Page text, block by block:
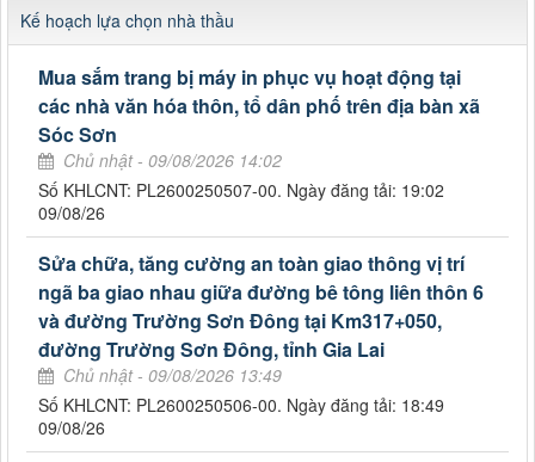
Kế hoạch lựa chọn nhà thầu
Mua sắm trang bị máy in phục vụ hoạt động tại
các nhà văn hóa thôn, tổ dân phố trên địa bàn xã
Sóc Sơn
Chủ nhật - 09/08/2026 14:02
Số KHLCNT: PL2600250507-00. Ngày đăng tải: 19:02
09/08/26
Sửa chữa, tăng cường an toàn giao thông vị trí
ngã ba giao nhau giữa đường bê tông liên thôn 6
và đường Trường Sơn Đông tại Km317+050,
đường Trường Sơn Đông, tỉnh Gia Lai
Chủ nhật - 09/08/2026 13:49
Số KHLCNT: PL2600250506-00. Ngày đăng tải: 18:49
09/08/26